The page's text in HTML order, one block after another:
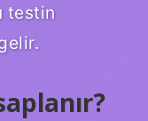
testin